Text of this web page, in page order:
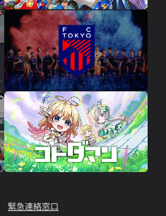
緊急連絡窓口